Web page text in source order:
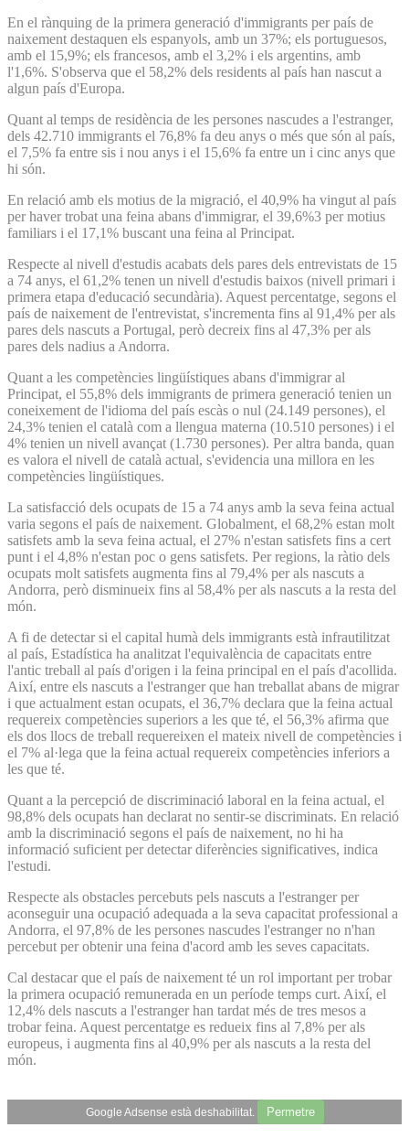
En el rànquing de la primera generació d'immigrants per país de
naixement destaquen els espanyols, amb un 37%; els portuguesos,
amb el 15,9%; els francesos, amb el 3,2% i els argentins, amb
l'1,6%. S'observa que el 58,2% dels residents al país han nascut a
algun país d'Europa.
Quant al temps de residència de les persones nascudes a l'estranger,
dels 42.710 immigrants el 76,8% fa deu anys o més que són al país,
el 7,5% fa entre sis i nou anys i el 15,6% fa entre un i cinc anys que
hi són.
En relació amb els motius de la migració, el 40,9% ha vingut al país
per haver trobat una feina abans d'immigrar, el 39,6%3 per motius
familiars i el 17,1% buscant una feina al Principat.
Respecte al nivell d'estudis acabats dels pares dels entrevistats de 15
a 74 anys, el 61,2% tenen un nivell d'estudis baixos (nivell primari i
primera etapa d'educació secundària). Aquest percentatge, segons el
país de naixement de l'entrevistat, s'incrementa fins al 91,4% per als
pares dels nascuts a Portugal, però decreix fins al 47,3% per als
pares dels nadius a Andorra.
Quant a les competències lingüístiques abans d'immigrar al
Principat, el 55,8% dels immigrants de primera generació tenien un
coneixement de l'idioma del país escàs o nul (24.149 persones), el
24,3% tenien el català com a llengua materna (10.510 persones) i el
4% tenien un nivell avançat (1.730 persones). Per altra banda, quan
es valora el nivell de català actual, s'evidencia una millora en les
competències lingüístiques.
La satisfacció dels ocupats de 15 a 74 anys amb la seva feina actual
varia segons el país de naixement. Globalment, el 68,2% estan molt
satisfets amb la seva feina actual, el 27% n'estan satisfets fins a cert
punt i el 4,8% n'estan poc o gens satisfets. Per regions, la ràtio dels
ocupats molt satisfets augmenta fins al 79,4% per als nascuts a
Andorra, però disminueix fins al 58,4% per als nascuts a la resta del
món.
A fi de detectar si el capital humà dels immigrants està infrautilitzat
al país, Estadística ha analitzat l'equivalència de capacitats entre
l'antic treball al país d'origen i la feina principal en el país d'acollida.
Així, entre els nascuts a l'estranger que han treballat abans de migrar
i que actualment estan ocupats, el 36,7% declara que la feina actual
requereix competències superiors a les que té, el 56,3% afirma que
els dos llocs de treball requereixen el mateix nivell de competències i
el 7% al·lega que la feina actual requereix competències inferiors a
les que té.
Quant a la percepció de discriminació laboral en la feina actual, el
98,8% dels ocupats han declarat no sentir-se discriminats. En relació
amb la discriminació segons el país de naixement, no hi ha
informació suficient per detectar diferències significatives, indica
l'estudi.
Respecte als obstacles percebuts pels nascuts a l'estranger per
aconseguir una ocupació adequada a la seva capacitat professional a
Andorra, el 97,8% de les persones nascudes l'estranger no n'han
percebut per obtenir una feina d'acord amb les seves capacitats.
Cal destacar que el país de naixement té un rol important per trobar
la primera ocupació remunerada en un període temps curt. Així, el
12,4% dels nascuts a l'estranger han tardat més de tres mesos a
trobar feina. Aquest percentatge es redueix fins al 7,8% per als
europeus, i augmenta fins al 40,9% per als nascuts a la resta del
món.
Google Adsense està deshabilitat. Permetre